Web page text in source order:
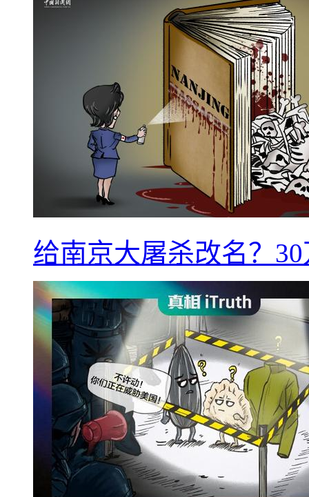
给南京大屠杀改名？